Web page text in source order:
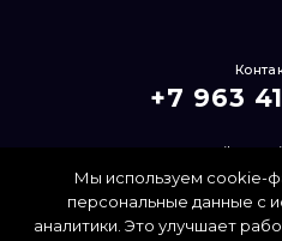
Мы используем cookie-
персональные данные с
аналитики. Это улучшает
+7 963
Политика